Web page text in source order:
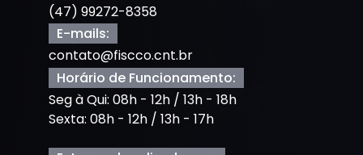
(47) 99272-8358
E-mails:
contato@fiscco.cnt.br
Horário de Funcionamento:
Seg à Qui: 08h - 12h / 13h - 18h
Sexta: 08h - 12h / 13h - 17h